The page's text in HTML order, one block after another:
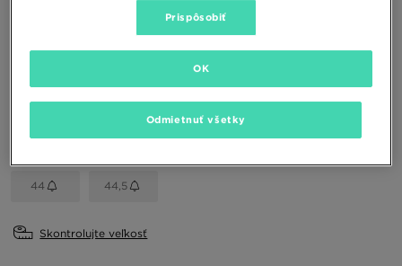
44 44,5
Skontrolujte veľkosť
Prispôsobiť
Odmietnuť všetky
OK